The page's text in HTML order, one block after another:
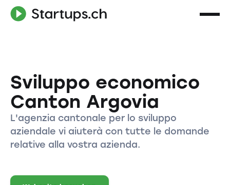
Sviluppo economico
Canton Argovia
L'agenzia cantonale per lo sviluppo
aziendale vi aiuterà con tutte le domande
relative alla vostra azienda.